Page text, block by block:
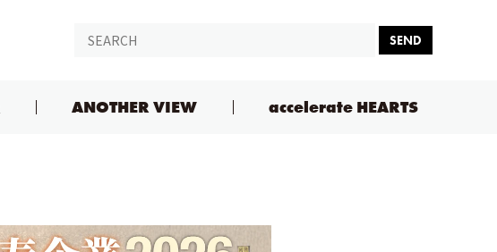
SEND
ANOTHER VIEW accelerate HEARTS